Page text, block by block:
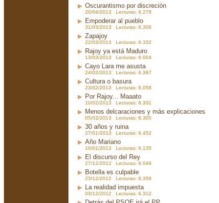
Oscurantismo por discreción
20/04/2013 Lecturas: 6.278
Empoderar al pueblo
31/03/2013 Lecturas: 6.306
Zapajoy
22/03/2013 Lecturas: 6.332
Rajoy ya está Maduro
13/03/2013 Lecturas: 6.004
Cayo Lara me asusta
24/02/2013 Lecturas: 6.387
Cultura o basura
23/02/2013 Lecturas: 6.058
Por Rajoy... Maaato
10/02/2013 Lecturas: 6.331
Menos delcaraciones y más explicaciones
05/02/2013 Lecturas: 6.305
30 años y ruina
27/01/2013 Lecturas: 6.452
Año Mariano
10/01/2013 Lecturas: 6.135
El discurso del Rey
27/12/2012 Lecturas: 6.049
Botella es culpable
23/12/2012 Lecturas: 6.358
La realidad impuesta
03/12/2012 Lecturas: 6.312